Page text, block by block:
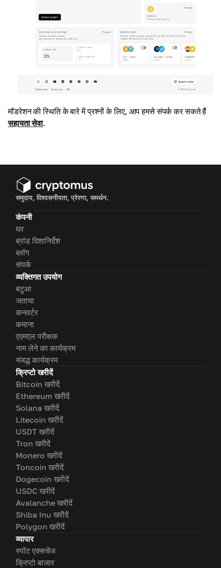
मॉडरेशन की स्थिति के बारे में प्रश्नों के लिए, आप हमसे संपर्क कर सकते हैं
सहायता सेवा.
समुदाय, विश्वसनीयता, प्रेरणा, समर्थन.
कंपनी
घर
ब्रांड दिशानिर्देश
ब्लॉग
संपर्क
व्यक्तिगत उपयोग
बटुआ
जताया
कनवर्टर
कमाना
एएमएल परीक्षक
नाम लेने का कार्यक्रम
संबद्ध कार्यक्रम
क्रिप्टो खरीदें
Bitcoin खरीदें
Ethereum खरीदें
Solana खरीदें
Litecoin खरीदें
USDT खरीदें
Tron खरीदें
Monero खरीदें
Toncoin खरीदें
Dogecoin खरीदें
USDC खरीदें
Avalanche खरीदें
Shiba Inu खरीदें
Polygon खरीदें
व्यापार
स्पॉट एक्सचेंज
क्रिप्टो बाजार